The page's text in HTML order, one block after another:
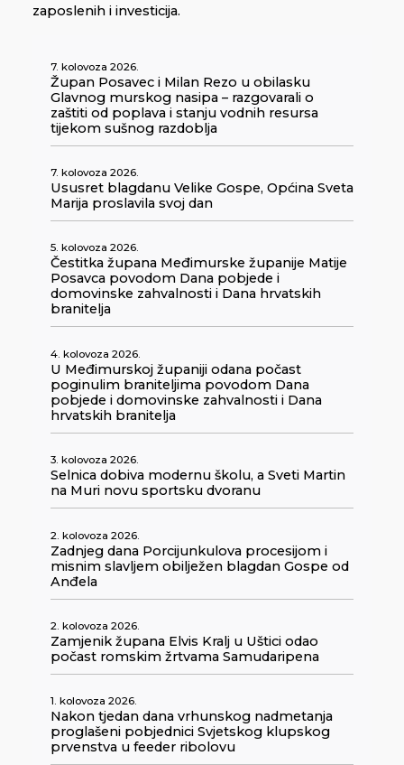
zaposlenih i investicija.
7. kolovoza 2026.
Župan Posavec i Milan Rezo u obilasku
Glavnog murskog nasipa – razgovarali o
zaštiti od poplava i stanju vodnih resursa
tijekom sušnog razdoblja
7. kolovoza 2026.
Ususret blagdanu Velike Gospe, Općina Sveta
Marija proslavila svoj dan
5. kolovoza 2026.
Čestitka župana Međimurske županije Matije
Posavca povodom Dana pobjede i
domovinske zahvalnosti i Dana hrvatskih
branitelja
4. kolovoza 2026.
U Međimurskoj županiji odana počast
poginulim braniteljima povodom Dana
pobjede i domovinske zahvalnosti i Dana
hrvatskih branitelja
3. kolovoza 2026.
Selnica dobiva modernu školu, a Sveti Martin
na Muri novu sportsku dvoranu
2. kolovoza 2026.
Zadnjeg dana Porcijunkulova procesijom i
misnim slavljem obilježen blagdan Gospe od
Anđela
2. kolovoza 2026.
Zamjenik župana Elvis Kralj u Uštici odao
počast romskim žrtvama Samudaripena
1. kolovoza 2026.
Nakon tjedan dana vrhunskog nadmetanja
proglašeni pobjednici Svjetskog klupskog
prvenstva u feeder ribolovu